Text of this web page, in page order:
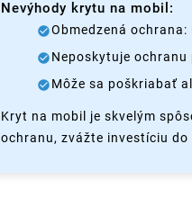
Nevýhody krytu na mobil:
Obmedzená
Neposkytuje
Môže sa poškriabať
Kryt na mobil je skvelým
ochranu, zvážte investíciu